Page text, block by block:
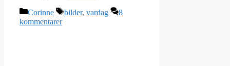
Kategorier
Corinne Etiketter
bilder, vardag
8
kommentarer